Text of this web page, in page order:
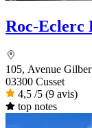
Roc-Eclerc
105, Avenue
03300 Cusset
4,5 /5 (9 avis)
top notes